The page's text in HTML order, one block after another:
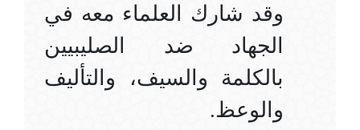
وقد شارك العلماء معه في
الجهاد ضد الصليبيين
بالكلمة والسيف، والتأليف
والوعظ.